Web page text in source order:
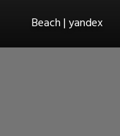
Beach | yandex